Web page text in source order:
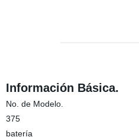
Información Básica.
No. de Modelo.
375
batería